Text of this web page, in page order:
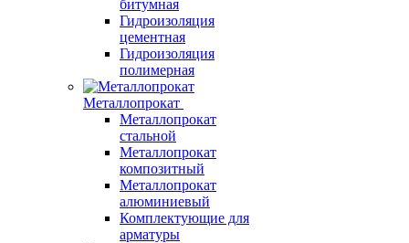
битумная
Гидроизоляция
цементная
Гидроизоляция
полимерная
Металлопрокат
Металлопрокат
стальной
Металлопрокат
композитный
Металлопрокат
алюминиевый
Комплектующие для
арматуры